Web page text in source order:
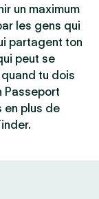
un maximum
les gens qui
partagent ton
peut se
tu dois
Passeport
en plus de